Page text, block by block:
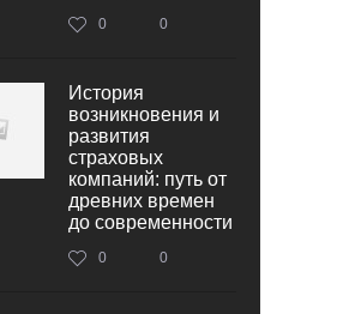
0 0
История
возникновения и
развития
страховых
компаний: путь от
древних времен
до современности
0 0